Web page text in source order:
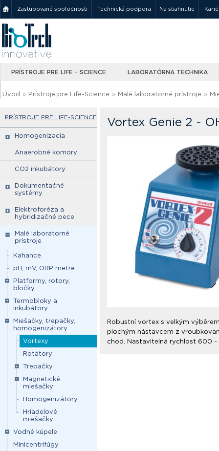
Zastupované spoločnosti Technická podpora Na stiahnutie
PRÍSTROJE PRE LIFE - SCIENCE LABORATÓRNA TECHNIKA
Úvod » Prístroje pre Life-Science » Malé laboratorné prístroje »
PRÍSTROJE PRE LIFE-SCIENCE
Homogenizacia
Anaerobné komory
CO2 inkubátory
Dokumentačné
systémy
Elektroforéza a
hybridizačné pece
Malé laboratorné
prístroje
Kahance
pH, mV, ORP metre
Platformy, rotory,
bločky
Termobloky a
inkubátory
Miešačky, trepačky,
homogenizátory
Vortexy
Rotátory
Trepačky
Magnetické
miešačky
Homogenizátory
Hriadelové
miešačky
Vodné kúpele
Minicentrifúgy
Vortex Genie 2 -
Robustní vortex s velkým
plochým nástavcem z
chod. Nastavitelná rychlost 600